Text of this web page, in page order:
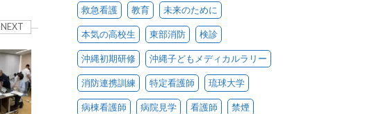
NEXT
救急看護 教育 未来のために
本気の高校生 東部消防 検診
沖縄初期研修 沖縄子どもメディカルラリー
消防連携訓練 特定看護師 琉球大学
病棟看護師 病院見学 看護師 禁煙